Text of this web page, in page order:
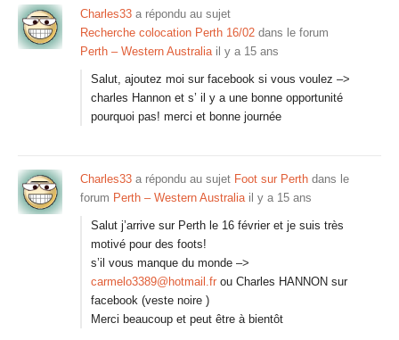
Charles33 a répondu au sujet
Recherche colocation Perth 16/02 dans le forum
Perth – Western Australia il y a 15 ans
Salut, ajoutez moi sur facebook si vous voulez –>
charles Hannon et s’ il y a une bonne opportunité
pourquoi pas! merci et bonne journée
Charles33 a répondu au sujet Foot sur Perth dans le
forum Perth – Western Australia il y a 15 ans
Salut j’arrive sur Perth le 16 février et je suis très
motivé pour des foots!
s’il vous manque du monde –>
carmelo3389@hotmail.fr ou Charles HANNON sur
facebook (veste noire )
Merci beaucoup et peut être à bientôt